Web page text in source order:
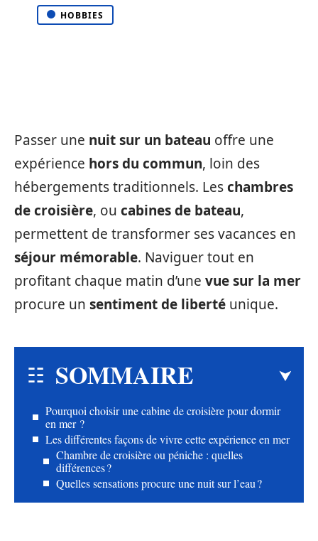
HOBBIES
Passer une nuit sur un bateau offre une
expérience hors du commun, loin des
hébergements traditionnels. Leschambres
de croisière, ou cabines de bateau,
permettent de transformer ses vacances en
séjour mémorable. Naviguer tout en
profitant chaque matin d’une vue sur la mer
procure un sentiment de liberté unique.
SOMMAIRE
Pourquoi choisir une cabine de croisière pour dormir
en mer ?
Les différentes façons de vivre cette expérience en mer
Chambre de croisière ou péniche : quelles
différences ?
Quelles sensations procure une nuit sur l’eau ?